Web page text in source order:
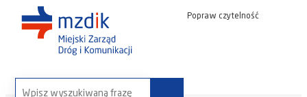
Popraw czytelność
wyszukaj na stronie: